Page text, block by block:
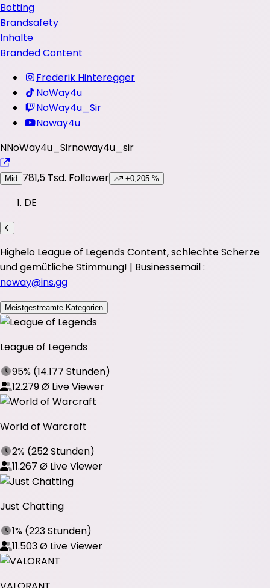
Botting
Brandsafety
Inhalte
Branded Content
Frederik Hinteregger
NoWay4u
NoWay4u_Sir
Noway4u
NNoWay4u_Sirnoway4u_sir
Mid 781,5 Tsd. Follower +0,205 %
DE
Highelo League of Legends Content, schlechte Scherze
und gemütliche Stimmung! | Businessemail :
noway@ins.gg
Meistgestreamte Kategorien
League of Legends
95% (14.177 Stunden)
12.279Ø Live Viewer
World of Warcraft
2% (252 Stunden)
11.267 Ø Live Viewer
Just Chatting
1% (223 Stunden)
11.503Ø Live Viewer